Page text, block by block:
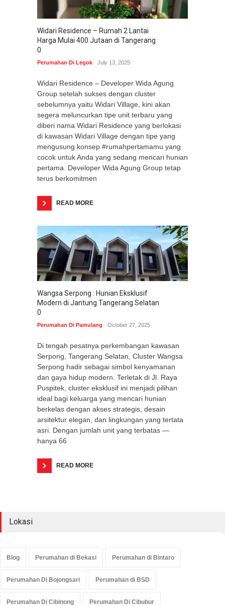
Widari Residence – Rumah 2 Lantai
Harga Mulai 400 Jutaan di Tangerang
0
Perumahan Di Legok July 13, 2025
Widari Residence – Developer Wida Agung
Group setelah sukses dengan cluster
sebelumnya yaitu Widari Village, kini akan
segera meluncurkan tipe unit terbaru yang
diberi nama Widari Residence yang berlokasi
di kawasan Widari Village dengan tipe yang
mengusung konsep #rumahpertamamu yang
cocok untuk Anda yang sedang mencari hunian
pertama. Developer Wida Agung Group tetap
terus berkomitmen
READ MORE
Wangsa Serpong : Hunian Eksklusif
Modern di Jantung Tangerang Selatan
0
Perumahan Di Pamulang October 27, 2025
Di tengah pesatnya perkembangan kawasan
Serpong, Tangerang Selatan, Cluster Wangsa
Serpong hadir sebagai simbol kenyamanan
dan gaya hidup modern. Terletak di Jl. Raya
Puspitek, cluster eksklusif ini menjadi pilihan
ideal bagi keluarga yang mencari hunian
berkelas dengan akses strategis, desain
arsitektur elegan, dan lingkungan yang tertata
asri. Dengan jumlah unit yang terbatas —
hanya 66
READ MORE
Lokasi
Blog Perumahan di Bekasi Perumahan di Bintaro
Perumahan Di Bojongsari Perumahan di BSD
Perumahan Di Cibinong Perumahan Di Cibubur